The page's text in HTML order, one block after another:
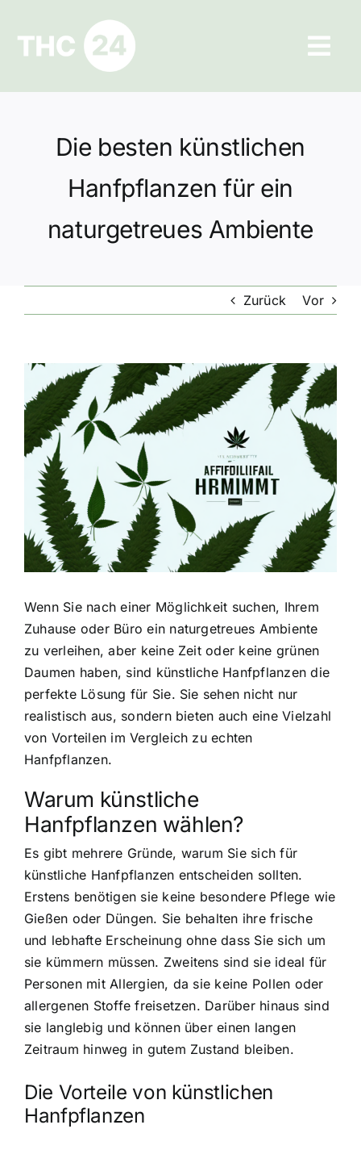
springen
Ratgeber
Hilfe und Kontakt
Datenschutz
Die besten künstlichen
Hanfpflanzen für ein
naturgetreues Ambiente
Zurück Vor
Zeige
grösseres
Bild
Wenn Sie nach einer Möglichkeit suchen, Ihrem
Zuhause oder Büro ein naturgetreues Ambiente
zu verleihen, aber keine Zeit oder keine grünen
Daumen haben, sind künstliche Hanfpflanzen die
perfekte Lösung für Sie. Sie sehen nicht nur
realistisch aus, sondern bieten auch eine Vielzahl
von Vorteilen im Vergleich zu echten
Hanfpflanzen.
Warum künstliche
Hanfpflanzen wählen?
Es gibt mehrere Gründe, warum Sie sich für
künstliche Hanfpflanzen entscheiden sollten.
Erstens benötigen sie keine besondere Pflege wie
Gießen oder Düngen. Sie behalten ihre frische
und lebhafte Erscheinung ohne dass Sie sich um
sie kümmern müssen. Zweitens sind sie ideal für
Personen mit Allergien, da sie keine Pollen oder
allergenen Stoffe freisetzen. Darüber hinaus sind
sie langlebig und können über einen langen
Zeitraum hinweg in gutem Zustand bleiben.
Die Vorteile von künstlichen
Hanfpflanzen